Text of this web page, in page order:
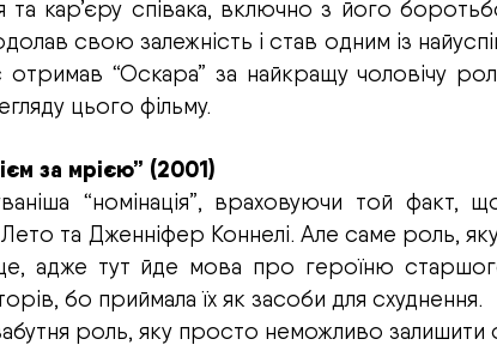
та кар’єру співака, включно з його
свою залежність і став одним із
“Оскара” за найкращу чоловічу
цього фільму.
за мрією” (2001)
“номінація”, враховуючи той факт,
та Дженніфер Коннелі. Але саме роль,
адже тут йде мова про героїню
бо приймала їх як засоби для схуднення.
роль, яку просто неможливо залишити